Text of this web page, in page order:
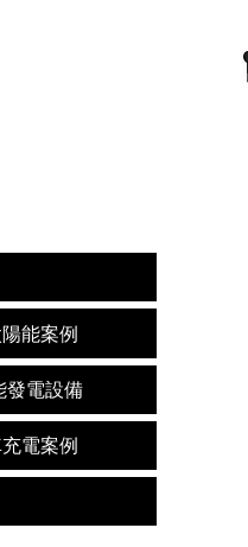
陽能案例
發電設備
充電案例